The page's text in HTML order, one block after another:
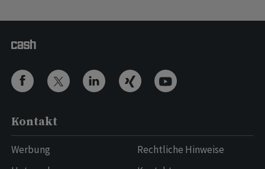
Kontakt
Werbung
Rechtliche Hinweise